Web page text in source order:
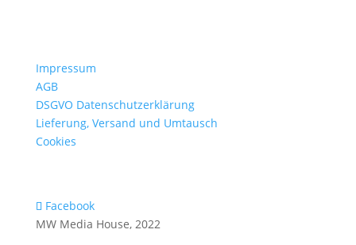
Impressum
AGB
DSGVO Datenschutzerklärung
Lieferung, Versand und Umtausch
Cookies
Facebook
MW Media House, 2022